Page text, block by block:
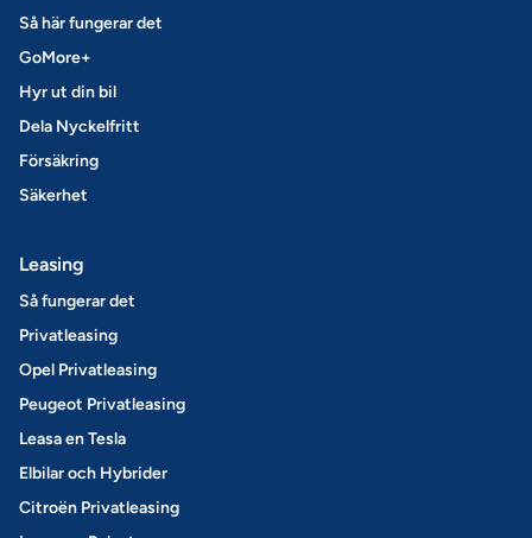
Så här fungerar det
GoMore+
Hyr ut din bil
Dela Nyckelfritt
Försäkring
Säkerhet
Leasing
Så fungerar det
Privatleasing
Opel Privatleasing
Peugeot Privatleasing
Leasa en Tesla
Elbilar och Hybrider
Citroën Privatleasing